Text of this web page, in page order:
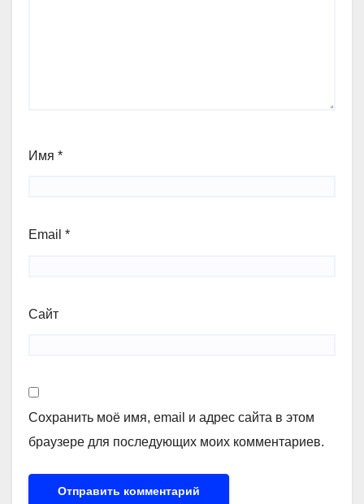
Имя *
Email *
Сайт
Сохранить моё имя, email и адрес сайта в этом
браузере для последующих моих комментариев.